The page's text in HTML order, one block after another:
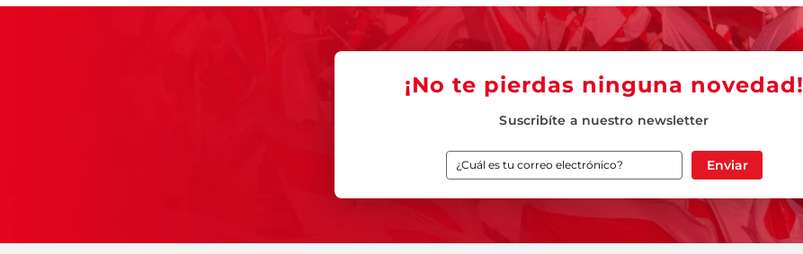
¡No te pierdas ninguna novedad!
Suscribíte a nuestro newsletter
Enviar